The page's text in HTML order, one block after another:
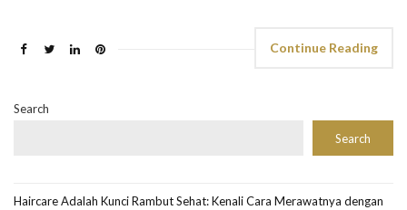
Continue Reading
Search
Search
Haircare Adalah Kunci Rambut Sehat: Kenali Cara Merawatnya dengan